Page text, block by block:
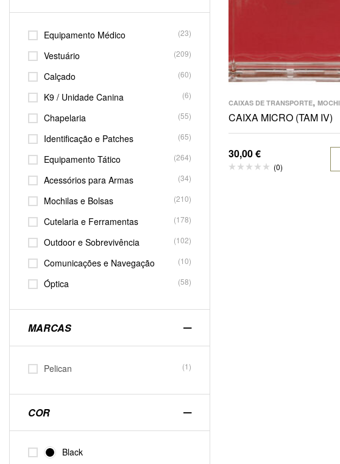
CAIXAS DE TRANSPORTE,
CAIXA MICRO (TAM IV)
30,00€
(0)
Equipamento Médico (23)
Vestuário (209)
Calçado (60)
K9 / Unidade Canina (6)
Chapelaria (55)
Identificação e Patches (65)
Equipamento Tático (264)
Acessórios para Armas (34)
Mochilas e Bolsas (210)
Cutelaria e Ferramentas (178)
Outdoor e Sobrevivência (102)
Comunicações e Navegação (10)
Óptica (58)
MARCAS
Pelican (1)
COR
Black